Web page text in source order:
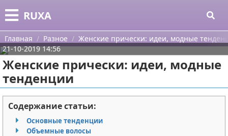
RUXA
Меню
Главная
Категории
Уход за кожей
Одежда
Шоппинг
Поиск
О проекте
Контакты
Главная Разное
Женские прически: идеи, модные
21-10-2019 14:56
Женские прически: идеи, модные
тенденции
Содержание статьи:
Основные тенденции
Объемные волосы